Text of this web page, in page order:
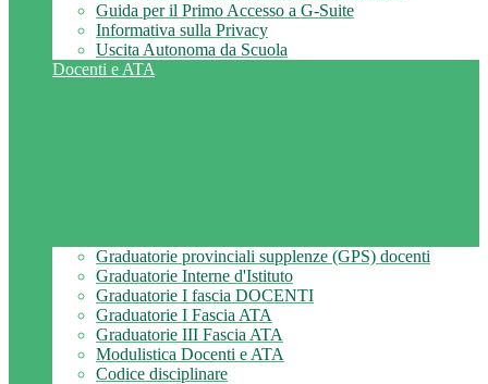
Guida per il Primo Accesso a G-Suite
Informativa sulla Privacy
Uscita Autonoma da Scuola
Docenti e ATA
Graduatorie provinciali supplenze (GPS) docenti
Graduatorie Interne d'Istituto
Graduatorie I fascia DOCENTI
Graduatorie I Fascia ATA
Graduatorie III Fascia ATA
Modulistica Docenti e ATA
Codice disciplinare